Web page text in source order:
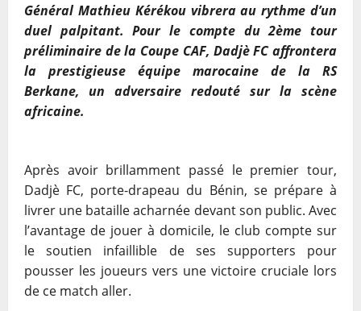
Général Mathieu Kérékou vibrera au rythme d’un
duel palpitant. Pour le compte du 2ème tour
préliminaire de la Coupe CAF, Dadjè FC affrontera
la prestigieuse équipe marocaine de la RS
Berkane, un adversaire redouté sur la scène
africaine.
Après avoir brillamment passé le premier tour,
Dadjè FC, porte-drapeau du Bénin, se prépare à
livrer une bataille acharnée devant son public. Avec
l’avantage de jouer à domicile, le club compte sur
le soutien infaillible de ses supporters pour
pousser les joueurs vers une victoire cruciale lors
de ce match aller.